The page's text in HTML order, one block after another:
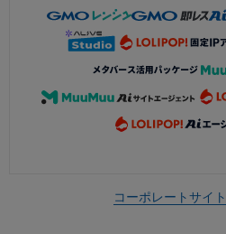
コーポレートサイト